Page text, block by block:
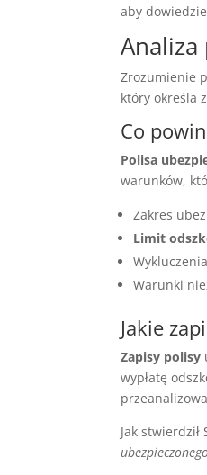
aby
Zrozumienie
który określa
Co
Polisa
warunków,
Zakres
Limit
Warunki
Jakie
Zapisy polisy
wypłatę
Jak